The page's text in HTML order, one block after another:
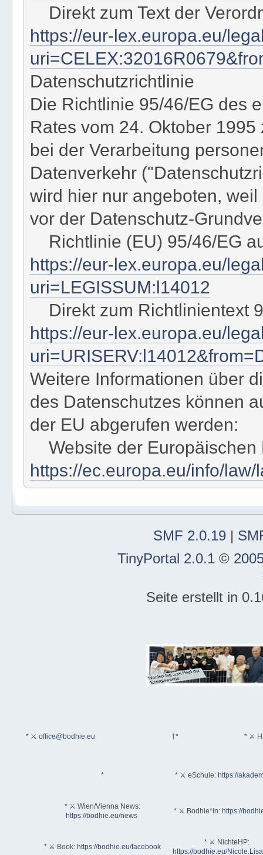
Direkt zum Text der
https://eur-lex.europa.eu/
Datenschutzrichtlinie
Die Richtlinie 95/46/EG des
Rates vom 24. Oktober
bei der Verarbeitung
Datenverkehr
wird hier nur angeboten,
vor der Datenschutz-
Richtlinie (EU) 95/46/EG
https://eur-lex.europa.eu/
uri=LEGISSUM:l14012
Direkt zum Richtlinientext
https://eur-lex.europa.eu/
Weitere Informationen über
des Datenschutzes können
der EU abgerufen werden:
Website der Europäischen
https://ec.europa.eu/info/
SMF 2.0.19|
TinyPortal 2.0.1©
Seite erstellt in
* ⚔ office@bodhie.eu †* * ⚔
* * ⚔ eSchule: https://
* ⚔ Wien/Vienna News:
https://bodhie.eu/news
* ⚔ Bodhie*in: https://
* ⚔ Book: https://bodhie.eu/facebook
* ⚔ NichteHP:
https://bodhie.eu/